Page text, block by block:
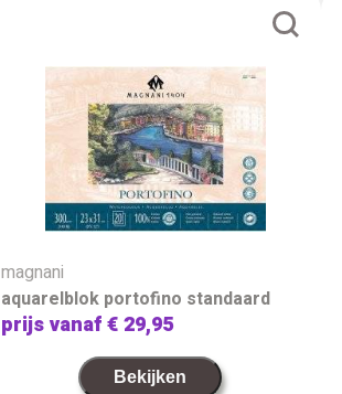
magnani
aquarelblok portofino standaard
prijs vanaf€ 29,95
Bekijken